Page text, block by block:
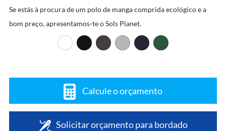
Se estás à procura de um polo de manga comprida ecológico e a
bom preço, apresentamos-te o Sols Planet.
Calcule o orçamento
Solicitar orçamento para bordado